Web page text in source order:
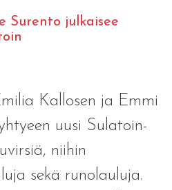
Surento julkaisee
Kallosen ja Emmi
uusi Sulatoin-
niihin
sekä runolauluja.